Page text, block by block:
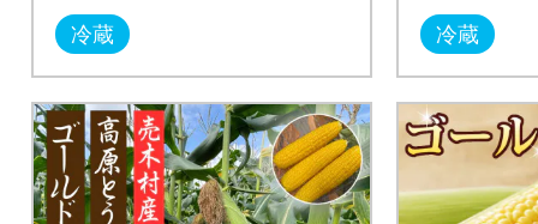
冷蔵 冷蔵